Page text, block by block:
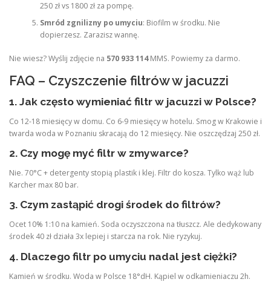
250 zł vs 1800 zł za pompę.
Smród zgnilizny po umyciu: Biofilm w środku. Nie
dopierzesz. Zarazisz wannę.
Nie wiesz? Wyślij zdjęcie na 570 933 114MMS. Powiemy za darmo.
FAQ – Czyszczenie filtrów w jacuzzi
1. Jak często wymieniać filtr w jacuzzi w Polsce?
Co 12-18 miesięcy w domu. Co 6-9 miesięcy w hotelu. Smog w Krakowie i
twarda woda w Poznaniu skracają do 12 miesięcy. Nie oszczędzaj 250 zł.
2. Czy mogę myć filtr w zmywarce?
Nie. 70°C + detergenty stopią plastik i klej. Filtr do kosza. Tylko wąż lub
Karcher max 80 bar.
3. Czym zastąpić drogi środek do filtrów?
Ocet 10% 1:10 na kamień. Soda oczyszczona na tłuszcz. Ale dedykowany
środek 40 zł działa 3x lepiej i starcza na rok. Nie ryzykuj.
4. Dlaczego filtr po umyciu nadal jest ciężki?
Kamień w środku. Woda w Polsce 18°dH. Kąpiel w odkamieniaczu 2h.